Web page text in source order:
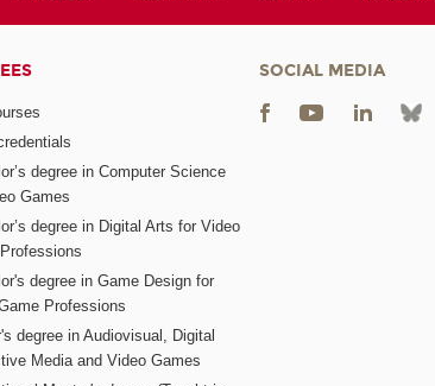
degree in Computer Science
Games
degree in Digital Arts for Video
degree in Game Design for
Professions
degree in Audiovisual, Digital
Media and Video Games
SOCIAL MEDIA